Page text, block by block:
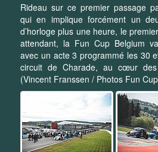
Rideau sur ce premier passage
qui en implique forcément un
d’horloge plus une heure, le
attendant, la Fun Cup Belgium
avec un acte 3 programmé les 30
circuit de Charade, au cœur des
(Vincent Franssen / Photos Fun